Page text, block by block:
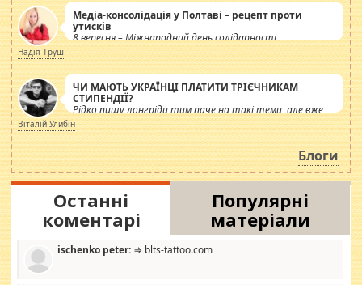
Медіа-консолідація у Полтаві – рецепт проти
утисків
8 вересня – Міжнародний день солідарності
журналістів.
Надія Труш
ЧИ МАЮТЬ УКРАЇНЦІ ПЛАТИТИ ТРІЄЧНИКАМ
СТИПЕНДІЇ?
Рідко пишу лонгріди тим паче на такі теми, але вже
просто дістало! Обурюють сьогоднішні інсенуації
навколо стипендіального питання. Штучно
роздувається ще одна соціальна катастрофа.
Віталій Улибін
Блоги
Останні
коментарі
Популярні
матеріали
ischenko peter: ⇒ blts-tattoo.com